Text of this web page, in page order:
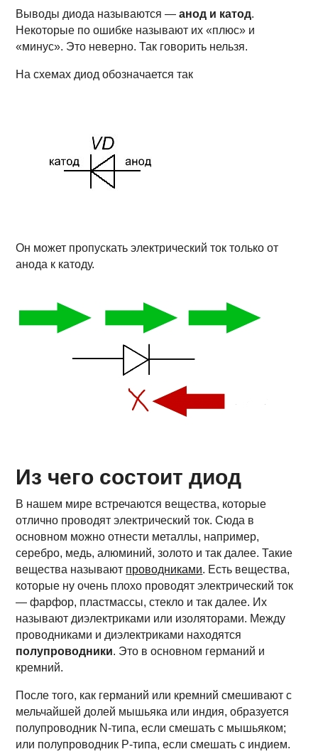
Выводы диода называются — анод и катод.
Некоторые по ошибке называют их «плюс» и
«минус». Это неверно. Так говорить нельзя.
На схемах диод обозначается так
Он может пропускать электрический ток только от
анода к катоду.
Из чего состоит диод
В нашем мире встречаются вещества, которые
отлично проводят электрический ток. Сюда в
основном можно отнести металлы, например,
серебро, медь, алюминий, золото и так далее. Такие
вещества называют проводниками. Есть вещества,
которые ну очень плохо проводят электрический ток
— фарфор, пластмассы, стекло и так далее. Их
называют диэлектриками или изоляторами. Между
проводниками и диэлектриками находятся
полупроводники. Это в основном германий и
кремний.
После того, как германий или кремний смешивают с
мельчайшей долей мышьяка или индия, образуется
полупроводник N-типа, если смешать с мышьяком;
или полупроводник P-типа, если смешать с индием.